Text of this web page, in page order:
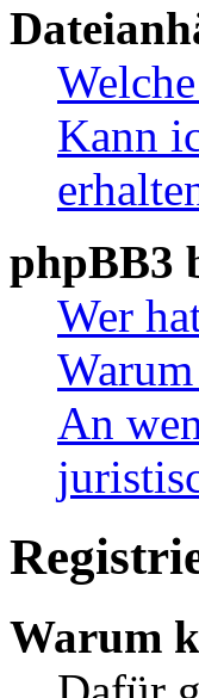
Kann
phpBB3
Wer
An
Warum